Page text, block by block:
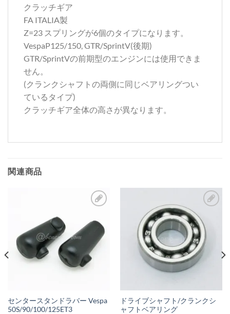
クラッチギア
FA ITALIA製
Z=23 スプリングが6個のタイプになります。
VespaP125/150, GTR/SprintV(後期)
GTR/SprintVの前期型のエンジンには使用できま
せん。
(クランクシャフトの両側に同じベアリングつい
ているタイプ)
クラッチギア全体の高さが異なります。
関連商品
入
り
ス
センタースタンドラバー Vespa
50S/90/100/125ET3
お
気
に
入
ドライブシャフト/クランクシ
ャフトベアリング